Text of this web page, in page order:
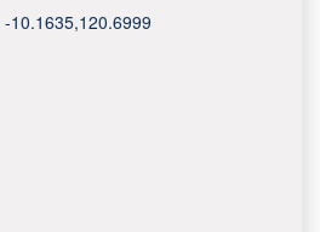
-10.1636,120.7000